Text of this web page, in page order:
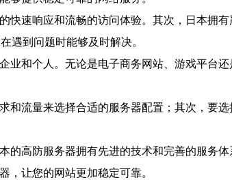
速响应和流畅的访问体验。其次，日本拥
遇到问题时能够及时解决。
和个人。无论是电子商务网站、游戏平台
流量来选择合适的服务器配置；其次，要
高防服务器拥有先进的技术和完善的服务
，让您的网站更加稳定可靠。